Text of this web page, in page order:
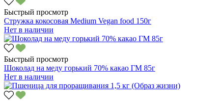
Быстрый просмотр
Стружка кокосовая Medium Vegan food 150г
Нет в наличии
Быстрый просмотр
Шоколад на меду горький 70% какао ГМ 85г
Нет в наличии